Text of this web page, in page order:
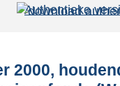
Authentieke
2000,